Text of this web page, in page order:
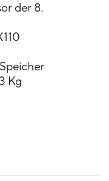
der 8.
Kg